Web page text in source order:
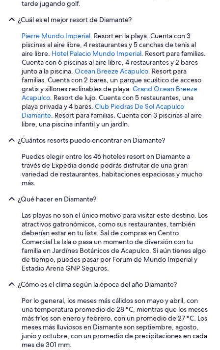
tarde jugando golf.
¿Cuál es el mejor resort de Diamante?
Pierre Mundo Imperial. Resort en la playa. Cuenta con 3
piscinas al aire libre, 4 restaurantes y 5 canchas de tenis al
aire libre. Hotel Palacio Mundo Imperial. Resort para familias.
Cuenta con 6 piscinas al aire libre, 4 restaurantes y 2 bares
junto a la piscina. Ocean Breeze Acapulco. Resort para
familias. Cuenta con 2 bares, un parque acuático de acceso
gratis y sillones reclinables de playa. Grand Ocean Breeze
Acapulco. Resort de lujo. Cuenta con 5 restaurantes, una
playa privada y 4 bares. Club Piedras De Sol Acapulco
Diamante. Resort para familias. Cuenta con 3 piscinas al aire
libre, una piscina infantil y un jardín.
¿Cuántos resorts puedo encontrar en Diamante?
Puedes elegir entre los 46 hoteles resort en Diamante a
través de Expedia donde podrás disfrutar de una gran
variedad de restaurantes, habitaciones espaciosas y mucho
más.
¿Qué hacer en Diamante?
Las playas no son el único motivo para visitar este destino. Los
atractivos gatronómicos, como sus restaurantes, también
deberían estar en tu lista. Sal de compras en Centro
Comercial La Isla o pasa un momento de diversión con tu
familia en Jardínes Botánicos de Acapulco. Si aún tienes algo
de tiempo, puedes pasar por Forum de Mundo Imperial y
Estadio Arena GNP Seguros.
¿Cómo es el clima según la época del año Diamante?
Por lo general, los meses más cálidos son mayo y abril, con
una temperatura promedio de 28 °C, mientras que los meses
más fríos son enero y febrero, con un promedio de 27 °C. Los
meses más lluviosos en Diamante son septiembre, agosto,
junio y octubre, con un promedio de precipitaciones en cada
mes de 301 mm.